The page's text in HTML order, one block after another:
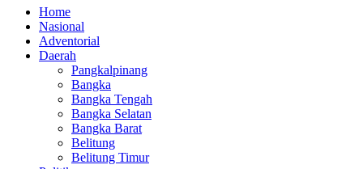
Home
Nasional
Adventorial
Daerah
Pangkalpinang
Bangka
Bangka Tengah
Bangka Selatan
Bangka Barat
Belitung
Belitung Timur